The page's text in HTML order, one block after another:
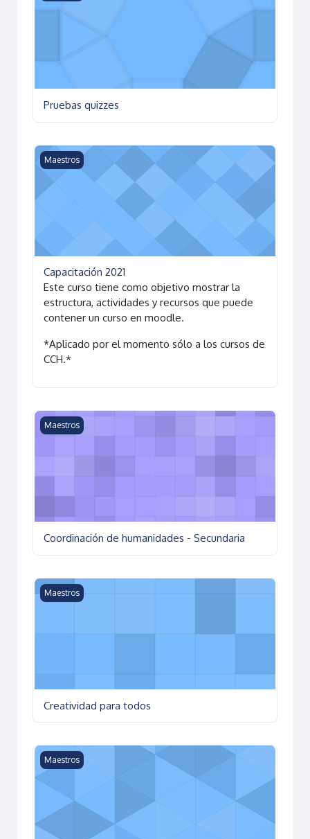
Pruebas quizzes
Capacitación 2021
Maestros
Capacitación 2021
Este curso tiene como objetivo mostrar la
estructura, actividades y recursos que puede
contener un curso en moodle.
*Aplicado por el momento sólo a los cursos de
CCH.*
Coordinación de humanidades - Secundaria
Maestros
Coordinación de humanidades - Secundaria
Creatividad para todos
Maestros
Creatividad para todos
Playground
Maestros